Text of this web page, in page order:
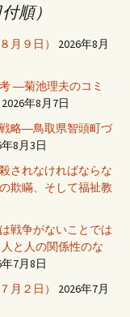
順）
月９日）
2026年8月
―菊池理夫のコミ
2026年8月7日
略―鳥取県智頭町づ
年8月3日
されなければならな
欺瞞、そして福祉教
戦争がないことでは
と人の関係性のな
年7月8日
月２日）
2026年7月